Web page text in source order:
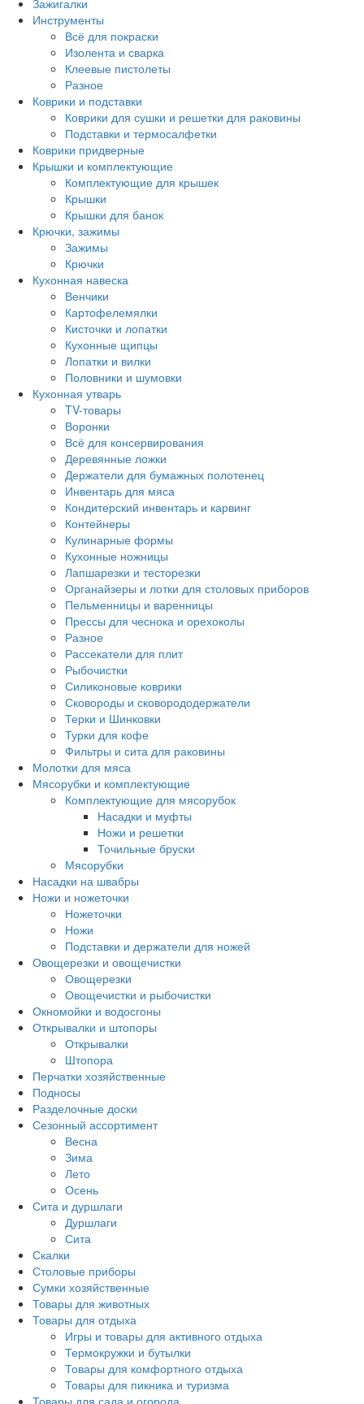
Зажигалки
Инструменты
Всё для покраски
Изолента и сварка
Клеевые пистолеты
Разное
Коврики и подставки
Коврики для сушки и решетки для раковины
Подставки и термосалфетки
Коврики придверные
Крышки и комплектующие
Комплектующие для крышек
Крышки
Крышки для банок
Крючки, зажимы
Зажимы
Крючки
Кухонная навеска
Венчики
Картофелемялки
Кисточки и лопатки
Кухонные щипцы
Лопатки и вилки
Половники и шумовки
Кухонная утварь
TV-товары
Воронки
Всё для консервирования
Деревянные ложки
Держатели для бумажных полотенец
Инвентарь для мяса
Кондитерский инвентарь и карвинг
Контейнеры
Кулинарные формы
Кухонные ножницы
Лапшарезки и тесторезки
Органайзеры и лотки для столовых приборов
Пельменницы и варенницы
Прессы для чеснока и орехоколы
Разное
Рассекатели для плит
Рыбочистки
Силиконовые коврики
Сковороды и сковорододержатели
Терки и Шинковки
Турки для кофе
Фильтры и сита для раковины
Молотки для мяса
Мясорубки и комплектующие
Комплектующие для мясорубок
Насадки и муфты
Ножи и решетки
Точильные бруски
Мясорубки
Насадки на швабры
Ножи и ножеточки
Ножеточки
Ножи
Подставки и держатели для ножей
Овощерезки и овощечистки
Овощерезки
Овощечистки и рыбочистки
Окномойки и водосгоны
Открывалки и штопоры
Открывалки
Штопора
Перчатки хозяйственные
Подносы
Разделочные доски
Сезонный ассортимент
Весна
Зима
Лето
Осень
Сита и дуршлаги
Дуршлаги
Сита
Скалки
Столовые приборы
Сумки хозяйственные
Товары для животных
Товары для отдыха
Игры и товары для активного отдыха
Термокружки и бутылки
Товары для комфортного отдыха
Товары для пикника и туризма
Товары для сада и огорода